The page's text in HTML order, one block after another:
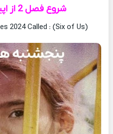
شروع فصل 2 از اپیزود 29 به بعد…
2024 Called : (Six of Us)